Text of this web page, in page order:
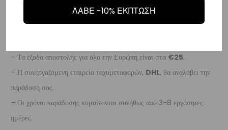
– Τα έξοδα αποστολής για όλο την Ευρώπη είναι στα €25.
– Η συνεργαζόμενη εταιρεία ταχυμεταφορών, DHL, θα αναλάβει την
παράδοσή σας.
– Οι χρόνοι παράδοσης κυμαίνονται συνήθως από 3-8 εργάσιμες
ημέρες.
ΛΑΒΕ -10% ΕΚΠΤΩΣΗ